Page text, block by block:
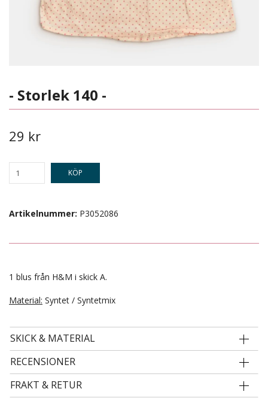
- Storlek 140 -
29 kr
KÖP
Artikelnummer: P3052086
1 blus från H&M i skick A.
Material: Syntet / Syntetmix
SKICK & MATERIAL
RECENSIONER
FRAKT & RETUR